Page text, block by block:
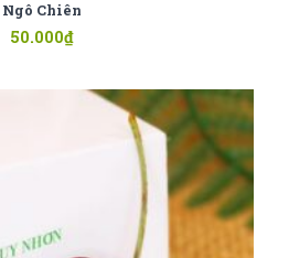
Ngô Chiên
50.000₫